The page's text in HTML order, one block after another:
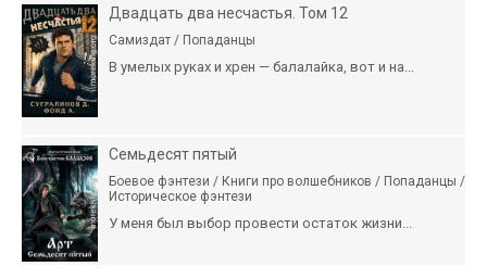
Двадцать два несчастья. Том 12
Самиздат / Попаданцы
В умелых руках и хрен — балалайка, вот и на...
Семьдесят пятый
Боевое фэнтези / Книги про волшебников / Попаданцы /
Историческое фэнтези
У меня был выбор провести остаток жизни...